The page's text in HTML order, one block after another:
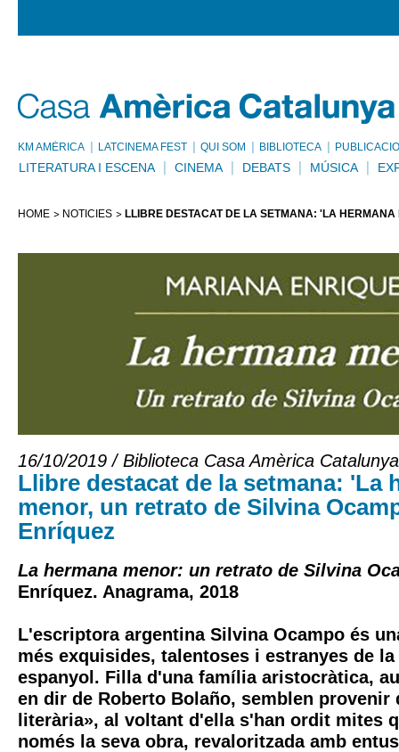
KM AMÈRICA LATCINEMA FEST QUI SOM BIBLIOTECA
LITERATURA I ESCENA CINEMA DEBATS MÚSICA
HOME NOTÍCIES LLIBRE DESTACAT DE LA SETMANA: 'LA
16/10/2019 / Biblioteca Casa Amèrica Catalunya
Llibre destacat de la setmana: 'La
menor, un retrato de Silvina
Enríquez
La hermana menor: un retrato de Silvina
Enríquez. Anagrama, 2018
L'escriptora argentina Silvina Ocampo és
més exquisides, talentoses i estranyes de
espanyol. Filla d'una família aristocràtica,
en dir de Roberto Bolaño, semblen provenir
literària», al voltant d'ella s'han ordit mites
només la seva obra, revaloritzada amb